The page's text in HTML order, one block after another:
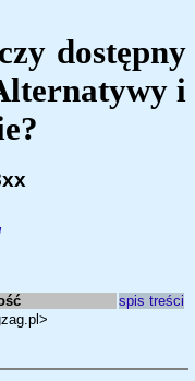
dostępny
i
spis treści